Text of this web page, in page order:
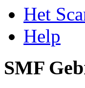
Het
Help
SMF